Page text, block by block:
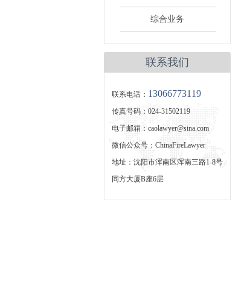
综合业务
联系我们
联系电话： 13066773119
传真号码：024-31502119
电子邮箱：caolawyer@sina.com
微信公众号：ChinaFireLawyer
地址：沈阳市浑南区浑南三路1-8号
同方大厦B座6层